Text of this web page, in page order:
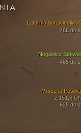
Nogawice
485 do
Mroczna
2 151,8
628 do
Latarnia
486 do